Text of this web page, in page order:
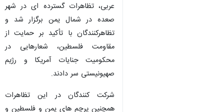
عربی، تظاهرات گسترده ای در شهر
صعده در شمال یمن برگزار شد و
تظاهرکنندگان با تأکید بر حمایت از
مقاومت فلسطین، شعارهایی در
محکومیت جنایات آمریکا و رژیم
صهیونیستی سر دادند.
شرکت کنندگان در این تظاهرات
همچنین پرچم های یمن و فلسطین و